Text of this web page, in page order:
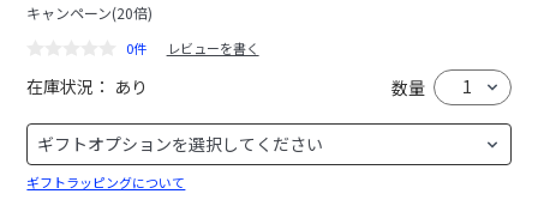
キャンペーン(20倍)
0件 レビューを書く
在庫状況： あり 数量
ギフトラッピングについて